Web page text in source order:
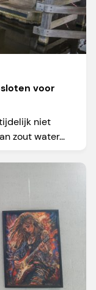
voor
niet
zout water...